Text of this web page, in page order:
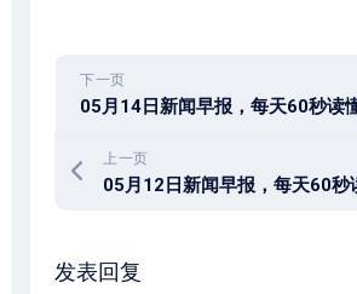
下一页
05月14日新闻早报，每天60秒读
上一页
05月12日新闻早报，每天60秒
发表回复